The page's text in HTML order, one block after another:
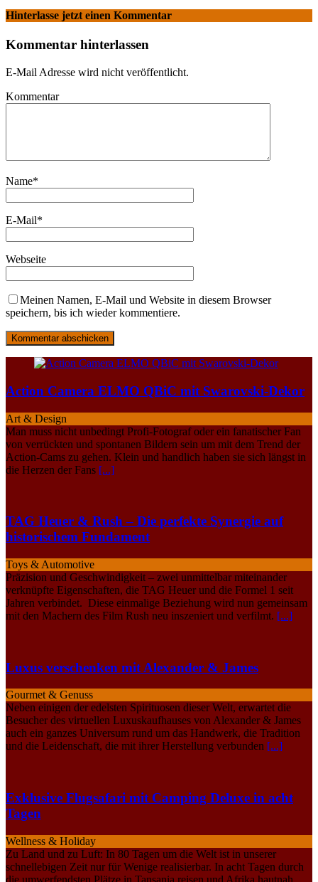
Hinterlasse jetzt einen Kommentar
Kommentar hinterlassen
E-Mail Adresse wird nicht veröffentlicht.
Kommentar
Name*
E-Mail*
Webseite
Meinen Namen, E-Mail und Website in diesem Browser
speichern, bis ich wieder kommentiere.
Action Camera ELMO QBiC mit Swarovski-Dekor
Art & Design
Man muss nicht unbedingt Profi-Fotograf oder ein fanatischer Fan
von verrückten und spontanen Bildern sein um mit dem Trend der
Action-Cams zu gehen. Klein und handlich haben sie sich längst in
die Herzen der Fans [...]
TAG Heuer & Rush – Die perfekte Synergie auf
historischem Fundament
Toys & Automotive
Präzision und Geschwindigkeit – zwei unmittelbar miteinander
verknüpfte Eigenschaften, die TAG Heuer und die Formel 1 seit
Jahren verbindet. Diese einmalige Beziehung wird nun gemeinsam
mit den Machern des Film Rush neu inszeniert und verfilmt. [...]
Luxus verschenken mit Alexander & James
Gourmet & Genuss
Neben einigen der edelsten Spirituosen dieser Welt, erwartet die
Besucher des virtuellen Luxuskaufhauses von Alexander & James
auch ein ganzes Universum rund um das Handwerk, die Tradition
und die Leidenschaft, die mit ihrer Herstellung verbunden [...]
Exklusive Flugsafari mit Camping Deluxe in acht
Tagen
Wellness & Holiday
Zu Land und zu Luft: In 80 Tagen um die Welt ist in unserer
schnellebigen Zeit nur für Wenige realisierbar. In acht Tagen durch
die umwerfendsten Plätze in Tansania reisen und Afrika hautnah